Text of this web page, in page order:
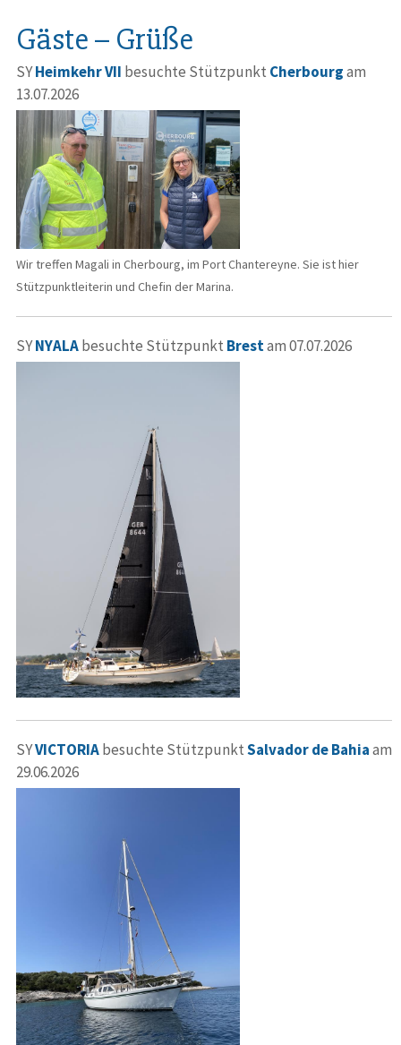
Gäste – Grüße
SYHeimkehr VII besuchte Stützpunkt Cherbourgam
13.07.2026
Wir treffen Magali in Cherbourg, im Port Chantereyne. Sie ist hier
Stützpunktleiterin und Chefin der Marina.
SYNYALAbesuchte Stützpunkt Brestam 07.07.2026
SYVICTORIAbesuchte StützpunktSalvador de Bahiaam
29.06.2026